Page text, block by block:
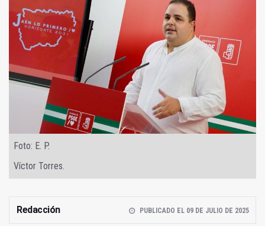
Foto: E. P.
Víctor Torres.
Redacción PUBLICADO EL 09 DE JULIO DE 2025